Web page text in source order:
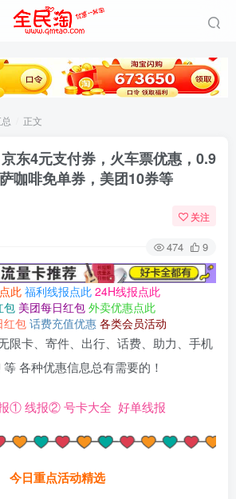
正文
东4元支付券，火车票优惠，0.9
咖啡免单券，美团10券等
关注
474 9
此 福利线报点此 24H线报点此
包 美团每日红包 外卖优惠点此
红包 话费充值优惠 各类会员活动
限卡、寄件、出行、话费、助力、手机
各种优惠信息总有需要的！
①线报②号卡大全 好单线报
今日重点活动精选